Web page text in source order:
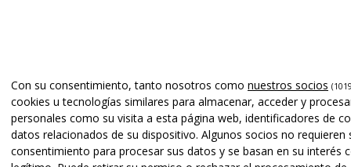
Con su consentimiento, tanto nosotros como nuestros socios
cookies u tecnologías similares para almacenar, acceder y
personales como su visita a esta página web, identificadores de
datos relacionados de su dispositivo. Algunos socios no requieren
consentimiento para procesar sus datos y se basan en su interés